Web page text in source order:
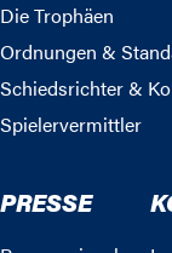
Die Trophäen
Ordnungen &
Schiedsrichter &
Spielervermittler
PRESSE